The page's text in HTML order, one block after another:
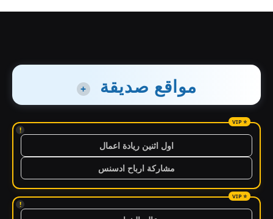
مواقع صديقة +
!
اول اثنين ريادة اعمال
مشاركة ارباح ادسنس
!